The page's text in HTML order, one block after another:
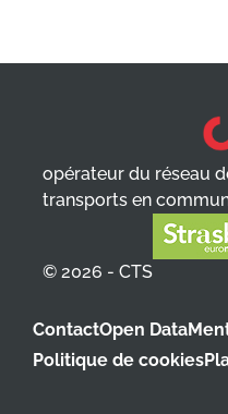
opérateur du réseau
transports en
© 2026 - CTS
ContactOpen Data
Politique de cookies